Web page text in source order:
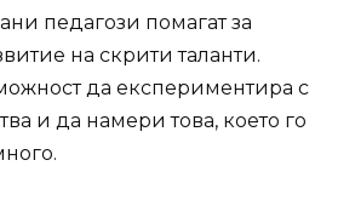
педагози помагат за
на скрити таланти.
да експериментира с
и да намери това, което го